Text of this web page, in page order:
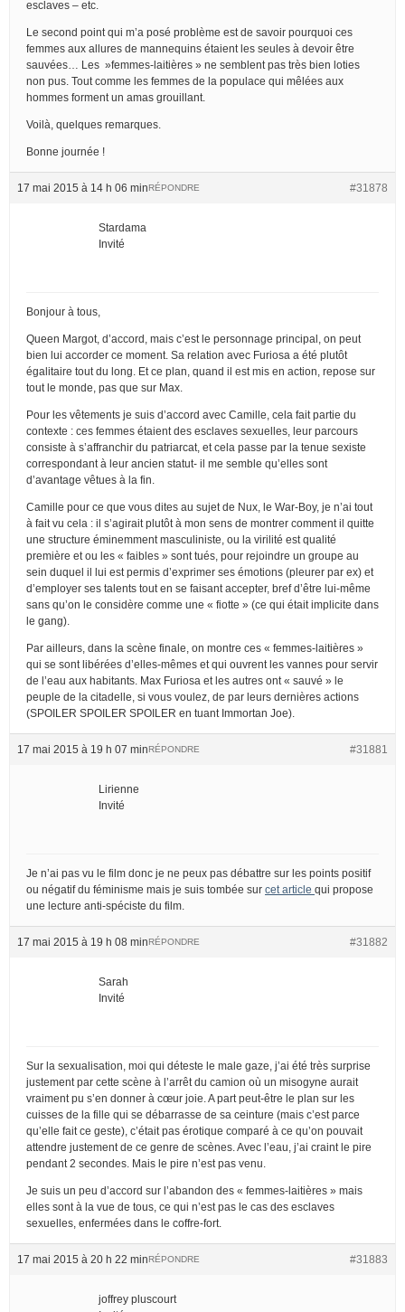
esclaves – etc.
Le second point qui m’a posé problème est de savoir pourquoi ces
femmes aux allures de mannequins étaient les seules à devoir être
sauvées… Les »femmes-laitières » ne semblent pas très bien loties
non pus. Tout comme les femmes de la populace qui mêlées aux
hommes forment un amas grouillant.
Voilà, quelques remarques.
Bonne journée !
17 mai 2015 à 14 h 06 min #31878
RÉPONDRE
Stardama
Invité
Bonjour à tous,
Queen Margot, d’accord, mais c’est le personnage principal, on peut
bien lui accorder ce moment. Sa relation avec Furiosa a été plutôt
égalitaire tout du long. Et ce plan, quand il est mis en action, repose sur
tout le monde, pas que sur Max.
Pour les vêtements je suis d’accord avec Camille, cela fait partie du
contexte : ces femmes étaient des esclaves sexuelles, leur parcours
consiste à s’affranchir du patriarcat, et cela passe par la tenue sexiste
correspondant à leur ancien statut- il me semble qu’elles sont
d’avantage vêtues à la fin.
Camille pour ce que vous dites au sujet de Nux, le War-Boy, je n’ai tout
à fait vu cela : il s’agirait plutôt à mon sens de montrer comment il quitte
une structure éminemment masculiniste, ou la virilité est qualité
première et ou les « faibles » sont tués, pour rejoindre un groupe au
sein duquel il lui est permis d’exprimer ses émotions (pleurer par ex) et
d’employer ses talents tout en se faisant accepter, bref d’être lui-même
sans qu’on le considère comme une « fiotte » (ce qui était implicite dans
le gang).
Par ailleurs, dans la scène finale, on montre ces « femmes-laitières »
qui se sont libérées d’elles-mêmes et qui ouvrent les vannes pour servir
de l’eau aux habitants. Max Furiosa et les autres ont « sauvé » le
peuple de la citadelle, si vous voulez, de par leurs dernières actions
(SPOILER SPOILER SPOILER en tuant Immortan Joe).
17 mai 2015 à 19 h 07 min #31881
RÉPONDRE
Lirienne
Invité
Je n’ai pas vu le film donc je ne peux pas débattre sur les points positif
ou négatif du féminisme mais je suis tombée sur cet article qui propose
une lecture anti-spéciste du film.
17 mai 2015 à 19 h 08 min #31882
RÉPONDRE
Sarah
Invité
Sur la sexualisation, moi qui déteste le male gaze, j’ai été très surprise
justement par cette scène à l’arrêt du camion où un misogyne aurait
vraiment pu s’en donner à cœur joie. A part peut-être le plan sur les
cuisses de la fille qui se débarrasse de sa ceinture (mais c’est parce
qu’elle fait ce geste), c’était pas érotique comparé à ce qu’on pouvait
attendre justement de ce genre de scènes. Avec l’eau, j’ai craint le pire
pendant 2 secondes. Mais le pire n’est pas venu.
Je suis un peu d’accord sur l’abandon des « femmes-laitières » mais
elles sont à la vue de tous, ce qui n’est pas le cas des esclaves
sexuelles, enfermées dans le coffre-fort.
17 mai 2015 à 20 h 22 min #31883
RÉPONDRE
joffrey pluscourt